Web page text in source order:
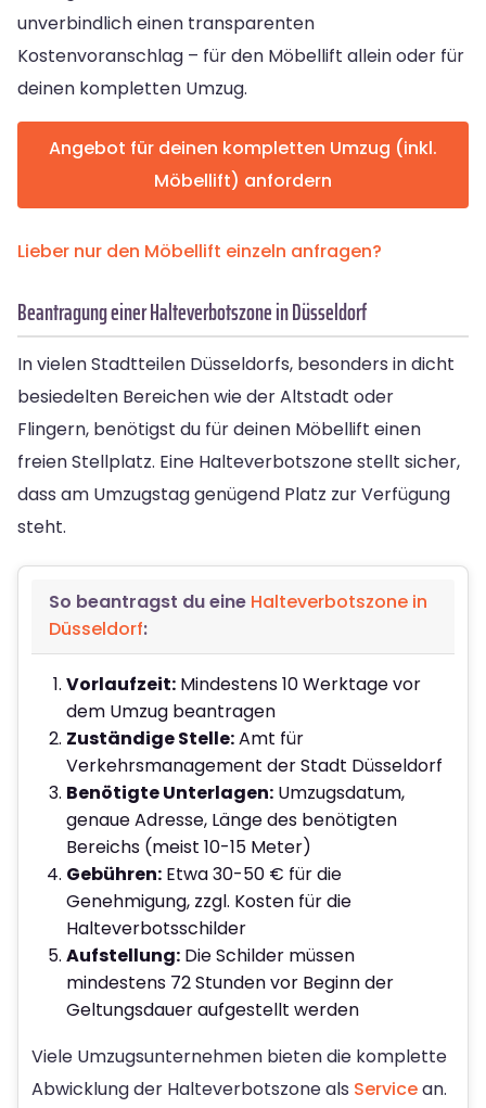
unverbindlich einen transparenten
Kostenvoranschlag – für den Möbellift allein oder für
deinen kompletten Umzug.
Angebot für deinen kompletten Umzug (inkl.
Möbellift) anfordern
Lieber nur den Möbellift einzeln anfragen?
Beantragung einer Halteverbotszone in Düsseldorf
In vielen Stadtteilen Düsseldorfs, besonders in dicht
besiedelten Bereichen wie der Altstadt oder
Flingern, benötigst du für deinen Möbellift einen
freien Stellplatz. Eine Halteverbotszone stellt sicher,
dass am Umzugstag genügend Platz zur Verfügung
steht.
So beantragst du eine Halteverbotszone in
Düsseldorf:
Vorlaufzeit: Mindestens 10 Werktage vor
dem Umzug beantragen
Zuständige Stelle:Amt für
Verkehrsmanagement der Stadt Düsseldorf
Benötigte Unterlagen: Umzugsdatum,
genaue Adresse, Länge des benötigten
Bereichs (meist 10-15 Meter)
Gebühren: Etwa 30-50 € für die
Genehmigung, zzgl. Kosten für die
Halteverbotsschilder
Aufstellung: Die Schilder müssen
mindestens 72 Stunden vor Beginn der
Geltungsdauer aufgestellt werden
Viele Umzugsunternehmen bieten die komplette
Abwicklung der Halteverbotszone als Servicean.